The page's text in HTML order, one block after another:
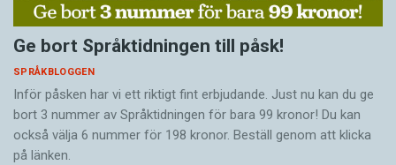
Ge bort Språktidningen till påsk!
SPRÅKBLOGGEN
Inför påsken har vi ett riktigt fint erbjudande. Just nu kan du ge
bort 3 nummer av Språktidningen för bara 99 kronor! Du kan
också välja 6 nummer för 198 kronor. Beställ genom att klicka
på länken.